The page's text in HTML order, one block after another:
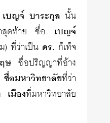
บญจ์ บาระกุล นั้น
สุดท้าย ชื่อ เบญจ์
) ที่ว่าเป็น ดร. ก็เท็จ
ษ ชื่อปริญญาที่อ้าง
ชื่อมหาวิทยาลัยที่ว่า
เมืองที่มหาวิทยาลัย